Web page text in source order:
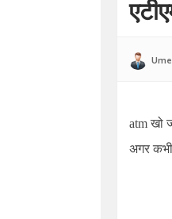
atm खो
अगर